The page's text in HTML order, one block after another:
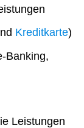
Kreditkarte)
Banking,
Leistungen